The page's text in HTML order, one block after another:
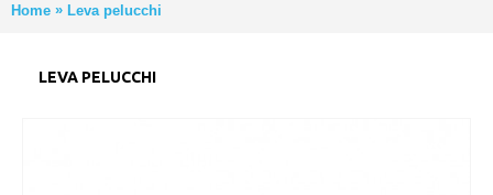
Home » Leva pelucchi
LEVA PELUCCHI